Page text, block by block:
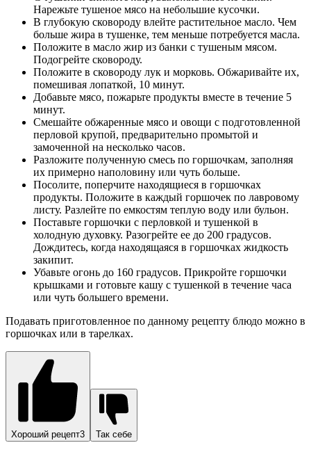
Нарежьте тушеное мясо на небольшие кусочки.
В глубокую сковороду влейте растительное масло. Чем
больше жира в тушенке, тем меньше потребуется масла.
Положите в масло жир из банки с тушеным мясом.
Подогрейте сковороду.
Положите в сковороду лук и морковь. Обжаривайте их,
помешивая лопаткой, 10 минут.
Добавьте мясо, пожарьте продукты вместе в течение 5
минут.
Смешайте обжаренные мясо и овощи с подготовленной
перловой крупой, предварительно промытой и
замоченной на несколько часов.
Разложите полученную смесь по горшочкам, заполняя
их примерно наполовину или чуть больше.
Посолите, поперчите находящиеся в горшочках
продукты. Положите в каждый горшочек по лавровому
листу. Разлейте по емкостям теплую воду или бульон.
Поставьте горшочки с перловкой и тушенкой в
холодную духовку. Разогрейте ее до 200 градусов.
Дождитесь, когда находящаяся в горшочках жидкость
закипит.
Убавьте огонь до 160 градусов. Прикройте горшочки
крышками и готовьте кашу с тушенкой в течение часа
или чуть большего времени.
Подавать приготовленное по данному рецепту блюдо можно в
горшочках или в тарелках.
Хороший рецепт3 Так себе